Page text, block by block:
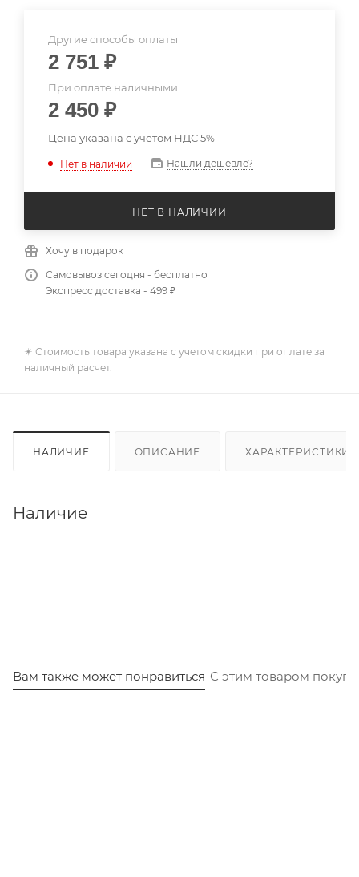
Другие способы оплаты
2 751 ₽
При оплате наличными
2 450 ₽
Цена указана с учетом НДС 5%
Нет в наличии Нашли дешевле?
НЕТ В НАЛИЧИИ
Хочу в подарок
Самовывоз сегодня - бесплатно
Экспресс доставка - 499 ₽
✴️ Стоимость товара указана с учетом скидки при оплате за
наличный расчет.
НАЛИЧИЕ ОПИСАНИЕ ХАРАКТЕРИСТИКИ
Наличие
Вам также может понравиться С этим товаром